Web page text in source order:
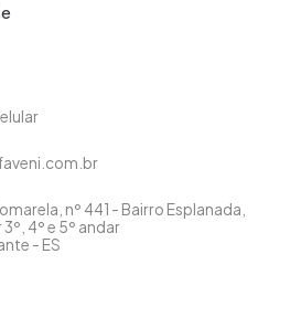
nº 441 - Bairro Esplanada,
4º e 5º andar
- ES